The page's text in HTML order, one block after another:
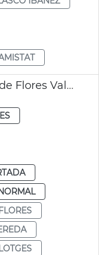
Inscripción sorteo Batalla de Flores València